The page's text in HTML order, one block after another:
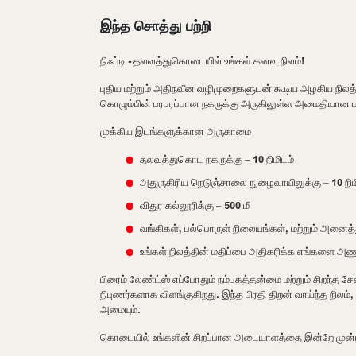
இந்த சொத்து பற்றி
நிஃப்டி - தலவத்துகொடையில் உங்கள் கனவு நிலம்!
புதிய மற்றும் அதிநவீன வழிமுறைகளுடன் கூடிய அழகிய
கொழும்பின் பரபரப்பான நகருக்கு அருகிலுள்ள அமைதியான
முக்கிய இடங்களுக்கான அருகாமை
தலவத்துகொட நகருக்கு – 10 நிமிடம்
அதுருகிரிய நெடுஞ்சாலை நுழைவாயிலுக்கு – 10
விதுர கல்லூரிக்கு – 500 மீ
வங்கிகள், பல்பொருள் நிலையங்கள், மற்றும்
உங்கள் நிலத்தின் மதிப்பை அதிகரிக்க எங்களை
பிரைம் லேண்ட்ஸ் எப்போதும் நம்பகத்தன்மை மற்றும் சிறந்த
நிபுணர்களாக விளங்குகிறது. இந்த பிரதி திறன் வாய்ந்த
அமையும்.
கொடையில் உங்களின் சிறப்பான அடையாளத்தை இன்றே